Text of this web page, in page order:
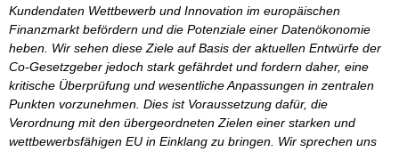
Kundendaten Wettbewerb und Innovation im europäischen
Finanzmarkt befördern und die Potenziale einer Datenökonomie
heben. Wir sehen diese Ziele auf Basis der aktuellen Entwürfe der
Co-Gesetzgeber jedoch stark gefährdet und fordern daher, eine
kritische Überprüfung und wesentliche Anpassungen in zentralen
Punkten vorzunehmen. Dies ist Voraussetzung dafür, die
Verordnung mit den übergeordneten Zielen einer starken und
wettbewerbsfähigen EU in Einklang zu bringen. Wir sprechen uns